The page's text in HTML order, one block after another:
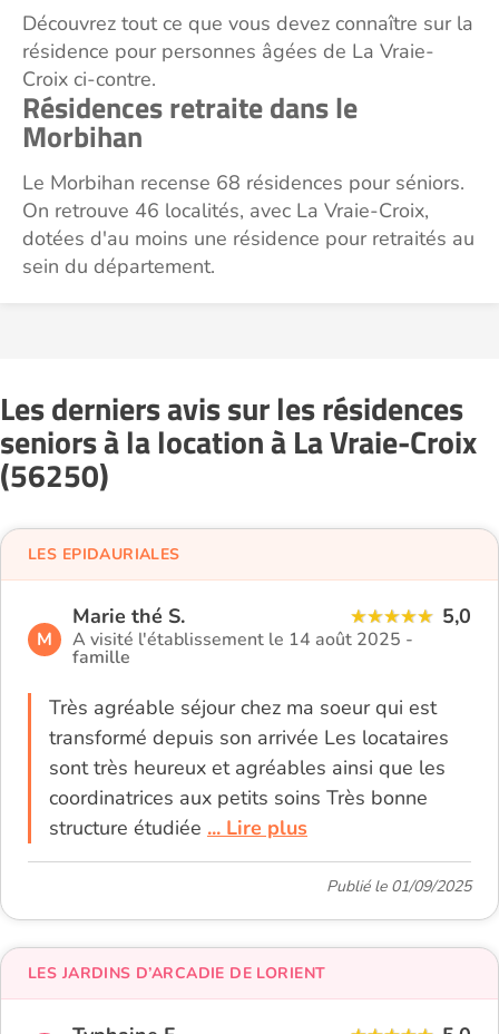
Découvrez tout ce que vous devez connaître sur la
résidence pour personnes âgées de La Vraie-
Croix ci-contre.
Résidences retraite dans le
Morbihan
Le Morbihan recense 68 résidences pour séniors.
On retrouve 46 localités, avec La Vraie-Croix,
dotées d'au moins une résidence pour retraités au
sein du département.
Les derniers avis sur les résidences
seniors à la location à La Vraie-Croix
(56250)
M
Marie thé S. 5,0
A visité l'établissement le 14 août 2025 -
famille
Très agréable séjour chez ma soeur qui est
transformé depuis son arrivée Les locataires
sont très heureux et agréables ainsi que les
coordinatrices aux petits soins Très bonne
structure étudiée ... Lire plus
LES EPIDAURIALES
Publié le 01/09/2025
LES JARDINS D’ARCADIE DE LORIENT